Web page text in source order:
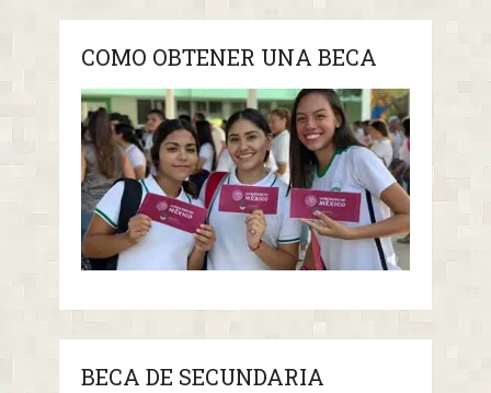
COMO OBTENER UNA BECA
BECA DE SECUNDARIA